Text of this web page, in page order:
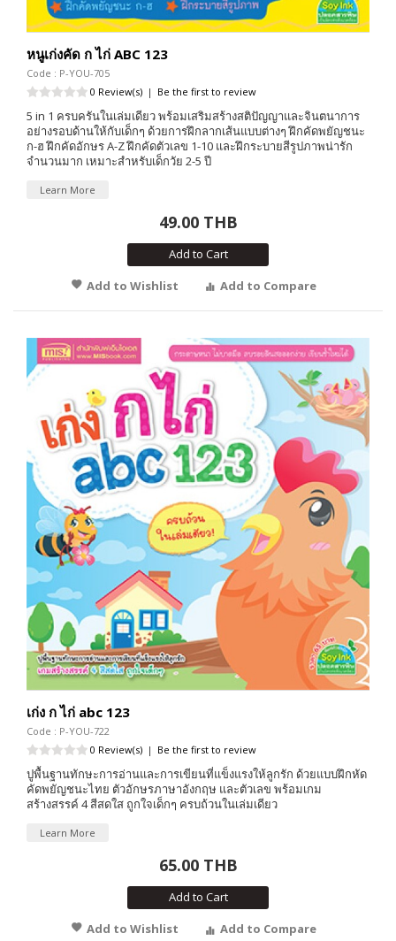
หนูเก่งคัด ก ไก่ ABC 123
Code : P-YOU-705
0 Review(s) | Be the first to review
5 in 1 ครบครันในเล่มเดียว พร้อมเสริมสร้างสติปัญญาและจินตนาการ
อย่างรอบด้านให้กับเด็กๆ ด้วยการฝึกลากเส้นแบบต่างๆ ฝึกคัดพยัญชนะ
ก-ฮ ฝึกคัดอักษร A-Z ฝึกคัดตัวเลข 1-10 และฝึกระบายสีรูปภาพน่ารัก
จำนวนมาก เหมาะสำหรับเด็กวัย 2-5 ปี
Learn More
49.00 THB
Add to Cart
Add to Wishlist
Add to Compare
เก่ง ก ไก่ abc 123
Code : P-YOU-722
0 Review(s) | Be the first to review
ปูพื้นฐานทักษะการอ่านและการเขียนที่แข็งแรงให้ลูกรัก ด้วยแบบฝึกหัด
คัดพยัญชนะไทย ตัวอักษรภาษาอังกฤษ และตัวเลข พร้อมเกม
สร้างสรรค์ 4 สีสดใส ถูกใจเด็กๆ ครบถ้วนในเล่มเดียว
Learn More
65.00 THB
Add to Cart
Add to Wishlist
Add to Compare